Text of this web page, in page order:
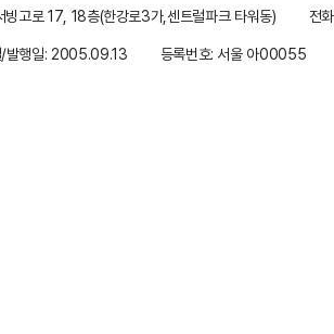
빙고로 17, 18층(한강로3가,센트럴파크 타워동)
전
/발행일: 2005.09.13 등록번호: 서울 아00055